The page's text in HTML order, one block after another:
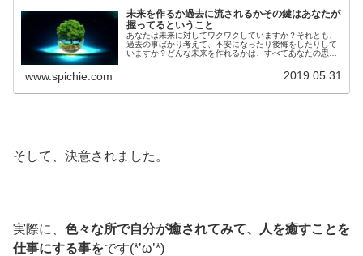
未来を作るか過去に流されるかその鍵はあなたが
握ってるということ
あなたは未来に対してワクワクしていますか？それとも、
過去の事ばかり考えて、不安になったり後悔をしたりして
いますか？どんな未来を作れるかは、すべてあなたの思考
しています。その鍵はあなたが握っていると言う事をご存
www.spichie.com 2019.05.31
そして、決意されました。
実際に、 色々な所で自分が癒されてみて、人を癒すことを
仕事にする事をです(*’ω’*)